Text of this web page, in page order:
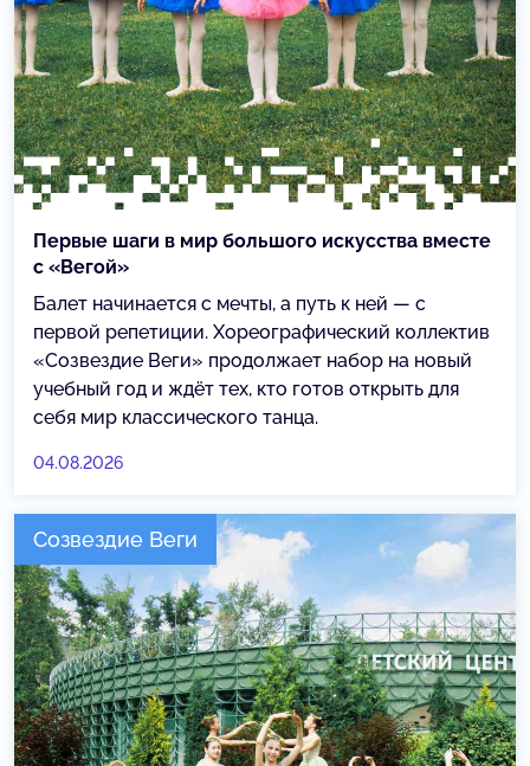
Первые шаги в мир большого искусства вместе
с «Вегой»
Балет начинается с мечты, а путь к ней — с
первой репетиции. Хореографический коллектив
«Созвездие Веги» продолжает набор на новый
учебный год и ждёт тех, кто готов открыть для
себя мир классического танца.
04.08.2026
Созвездие Веги